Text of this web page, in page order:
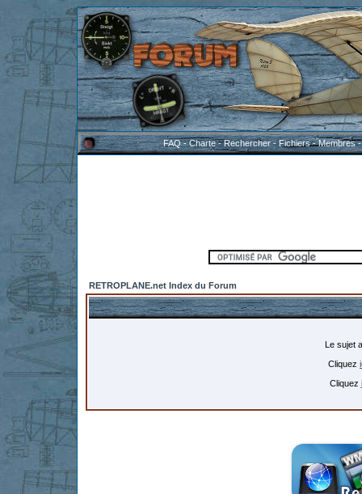
FAQ-Charte-Rechercher-Fichiers-Membres
RETROPLANE.net Index du Forum
Le sujet
Cliquez
Cliquez